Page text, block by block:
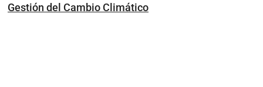
Gestión del Cambio Climático